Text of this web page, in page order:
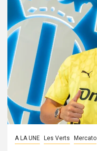
A LA UNE Les Verts Mercato